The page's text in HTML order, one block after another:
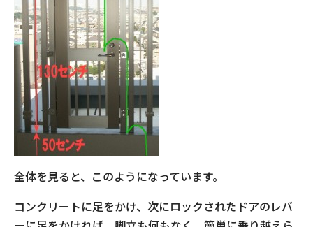
全体を見ると、このようになっています。
コンクリートに足をかけ、次にロックされたドアのレバ